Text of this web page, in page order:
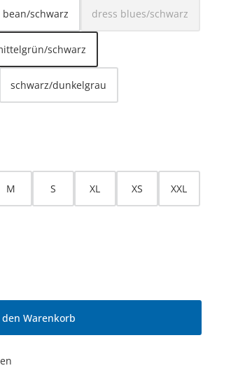
bean/schwarz dress blues/schwarz
(Diese Option ist zurzeit
schwarz
nicht verfügbar.)
schwarz/dunkelgrau
M S XL XS XXL
den gewünschten Wert ein
den Warenkorb